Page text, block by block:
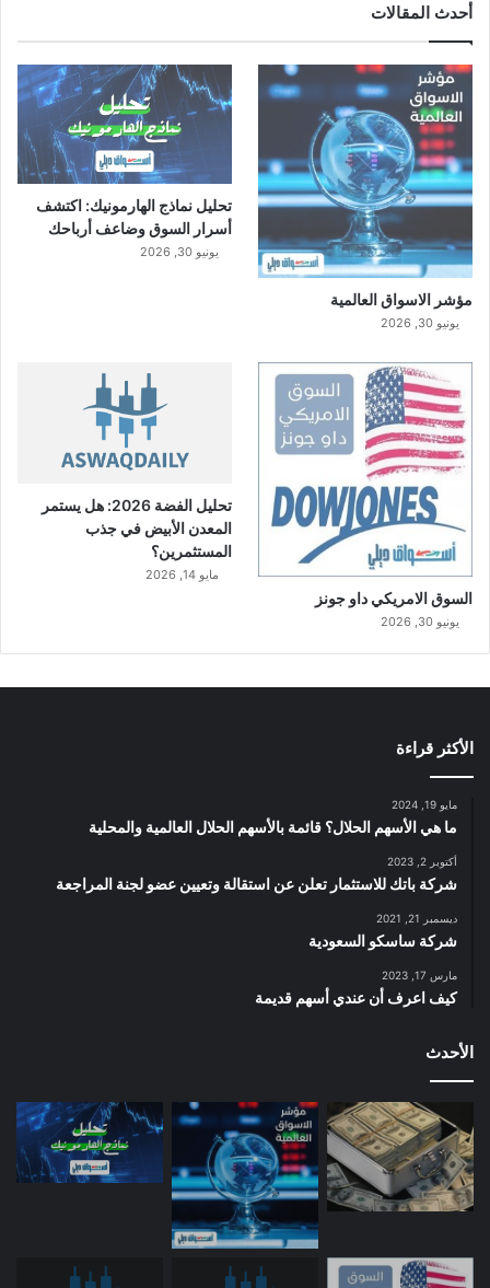
أحدث المقالات
مؤشر الاسواق العالمية
يونيو 30, 2026
تحليل نماذج الهارمونيك: اكتشف
أسرار السوق وضاعف أرباحك
يونيو 30, 2026
السوق الامريكي داو جونز
يونيو 30, 2026
تحليل الفضة 2026: هل يستمر
المعدن الأبيض في جذب
المستثمرين؟
مايو 14, 2026
الأكثر قراءة
مايو 19, 2024
ما هي الأسهم الحلال؟ قائمة بالأسهم الحلال العالمية والمحلية
أكتوبر 2, 2023
شركة باتك للاستثمار تعلن عن استقالة وتعيين عضو لجنة المراجعة
ديسمبر 21, 2021
شركة ساسكو السعودية
مارس 17, 2023
كيف اعرف أن عندي أسهم قديمة
الأحدث